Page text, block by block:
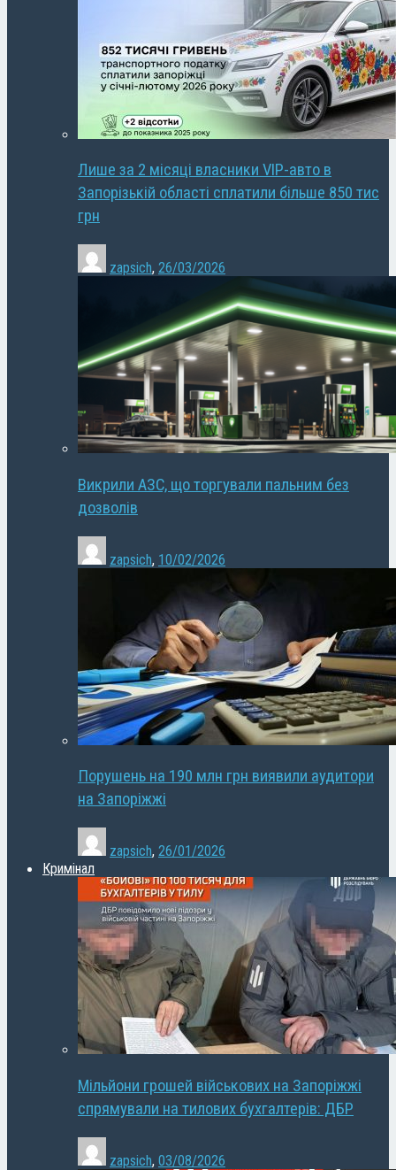
Лише за 2 місяці власники VIP-авто в
Запорізькій області сплатили більше 850 тис
грн
zapsich, 26/03/2026
Викрили АЗС, що торгували пальним без
дозволів
zapsich, 10/02/2026
Порушень на 190 млн грн виявили аудитори
на Запоріжжі
zapsich, 26/01/2026
Кримінал
Мільйони грошей військових на Запоріжжі
спрямували на тилових бухгалтерів: ДБР
zapsich, 03/08/2026